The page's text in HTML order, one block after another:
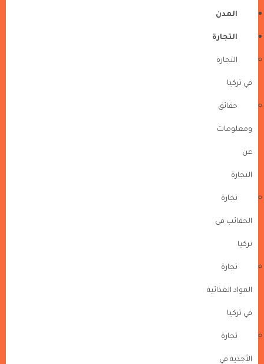
المدن
التجارة
التجارة
في تركيا
حقائق
ومعلومات
عن
التجارة
تجارة
الحقائب فى
تركيا
تجارة
المواد الغذائية
في تركيا
تجارة
الأحذية في